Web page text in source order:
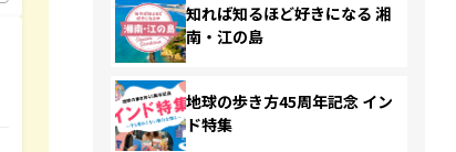
知れば知るほど好きになる 湘
南・江の島
地球の歩き方45周年記念 イン
ド特集